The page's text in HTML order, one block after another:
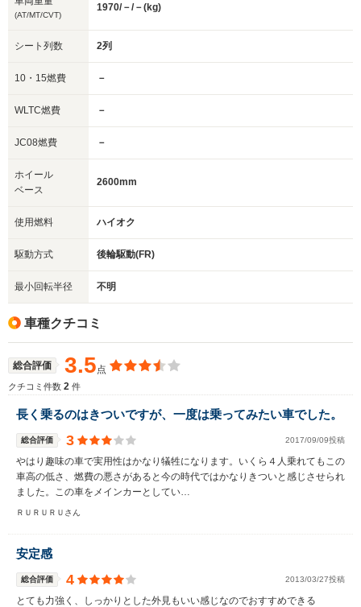
(AT/MT/CVT)
1970/－/－(kg)
シート列数 2列
10・15燃費 －
WLTC燃費 －
JC08燃費 －
ホイール
ベース
2600mm
使用燃料 ハイオク
駆動方式 後輪駆動(FR)
最小回転半径 不明
車種クチコミ
総合評価 3.5点
クチコミ件数 2 件
長く乗るのはきついですが、一度は乗ってみたい車でした。
総合評価 3 2017/09/09投稿
やはり趣味の車で実用性はかなり犠牲になります。いくら４人乗れてもこの
車高の低さ、燃費の悪さがあると今の時代ではかなりきついと感じさせられ
ました。この車をメインカーとしてい…
ＲＵＲＵＲＵさん
安定感
総合評価 4 2013/03/27投稿
とても力強く、しっかりとした外見もいい感じなのでおすすめできる